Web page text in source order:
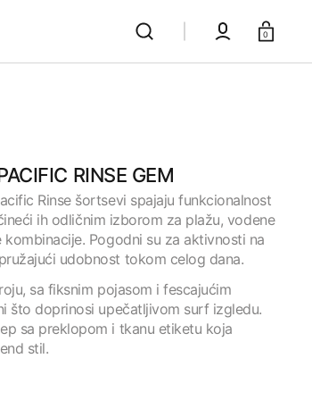
Korpa
0
RINSE GEM
Rinse šortsevi spajaju funkcionalnost
ih odličnim izborom za plažu, vodene
Pogodni su za aktivnosti na
udobnost tokom celog dana.
sa fiksnim pojasom i fescajućim
što doprinosi upečatljivom surf izgledu.
sa preklopom i tkanu etiketu koja
stil.